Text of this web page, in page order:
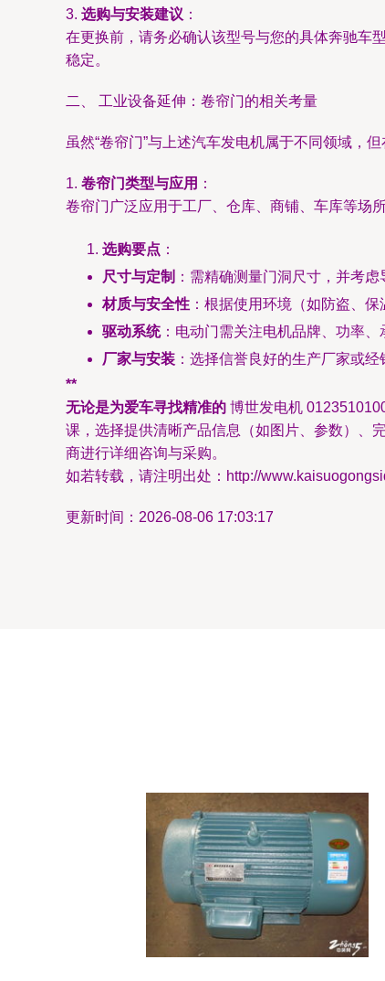
3. 选购与安装建议 ：
在更换前，请务必确认该型号与您的具体奔驰车
稳定。
二、 工业设备延伸：卷帘门的相关考量
虽然“卷帘门”与上述汽车发电机属于不同领域，
1. 卷帘门类型与应用 ：
卷帘门广泛应用于工厂、仓库、商铺、车库等场
选购要点 ：
尺寸与定制 ：需精确测量门洞尺寸，并考
材质与安全性 ：根据使用环境（如防盗、
驱动系统：电动门需关注电机品牌、功率、
厂家与安装 ：选择信誉良好的生产厂家或
**
无论是为爱车寻找精准的 博世发电机
课，选择提供清晰产品信息（如图片、参数）、
商进行详细咨询与采购。
如若转载，请注明出处：http://
更新时间：2026-08-06 17:03:17